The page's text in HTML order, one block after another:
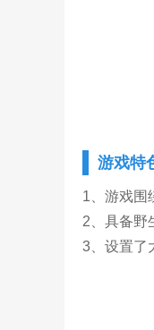
游戏特
1、游戏围
2、具备野
3、设置了